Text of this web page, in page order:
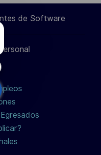
por
correo
electrónico
de Software